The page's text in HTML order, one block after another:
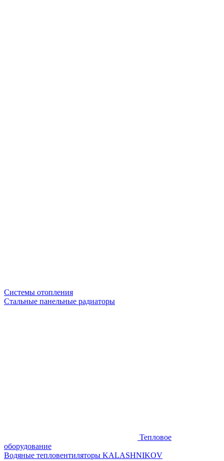
Системы отопления
Стальные панельные радиаторы
Тепловое
оборудование
Водяные тепловентиляторы KALASHNIKOV